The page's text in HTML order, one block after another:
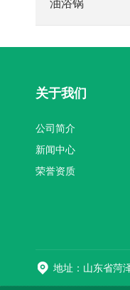
油浴锅
关于我们
公司简介
新闻中心
荣誉资质
地址：山东省菏